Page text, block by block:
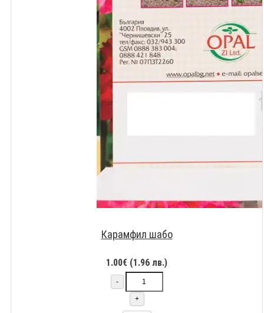
Карамфил шабо
1.00€ (1.96 лв.)
-
+